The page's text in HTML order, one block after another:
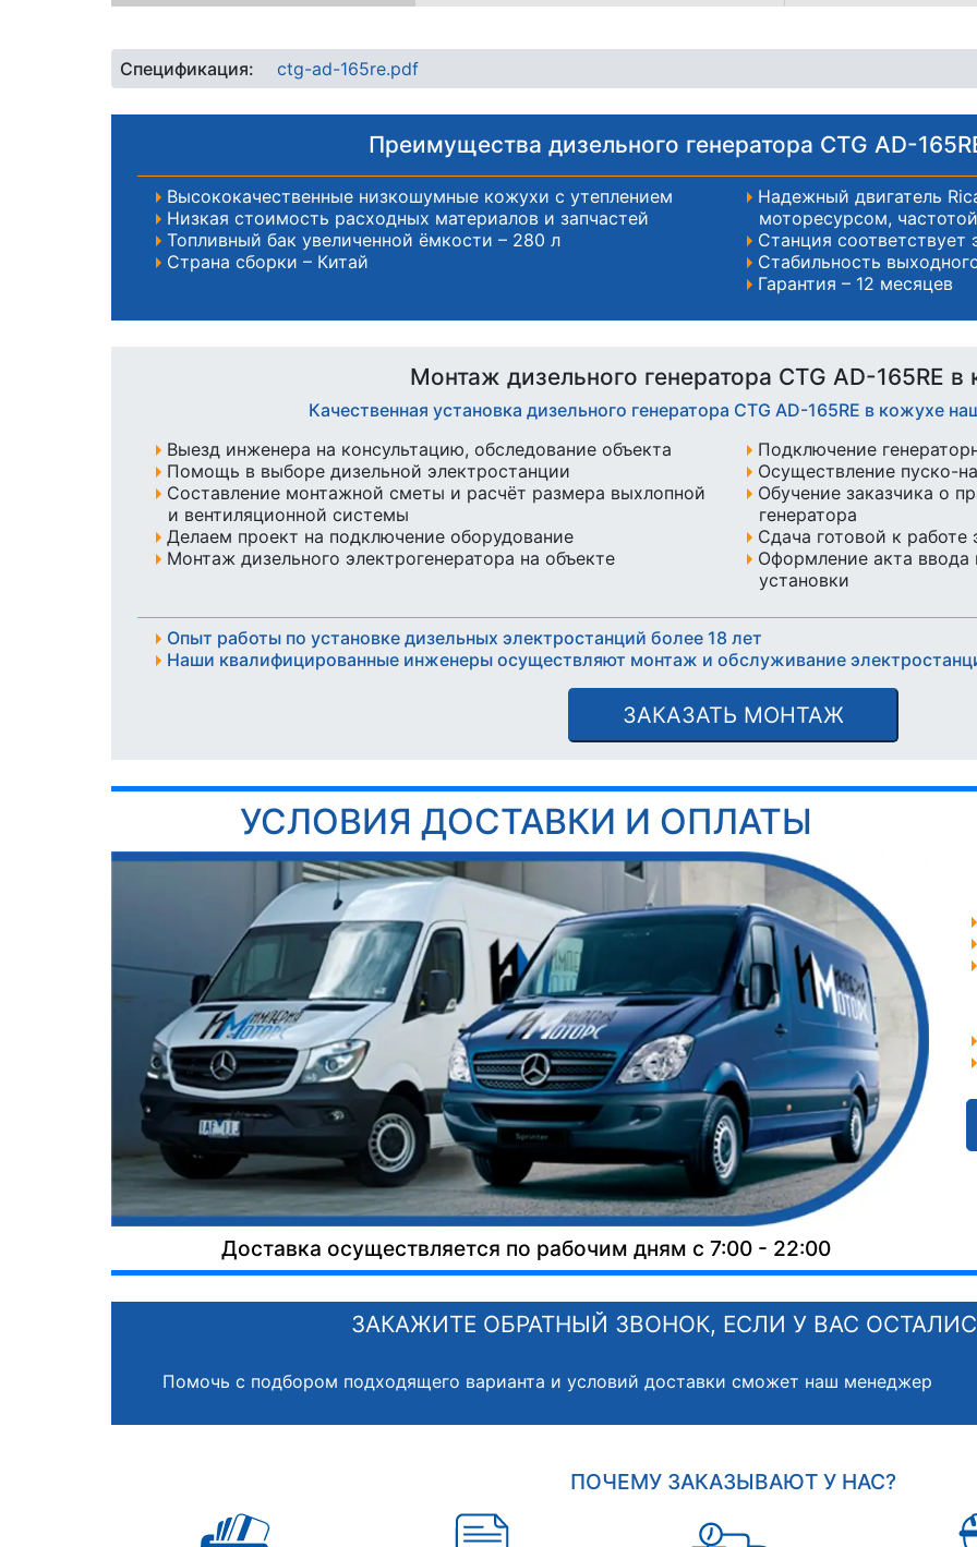
Спецификация: ctg-ad-165re.pdf
Преимущества дизельного генератора CTG AD-
Высококачественные низкошумные кожухи с утеплением
Низкая стоимость расходных материалов и запчастей
Топливный бак увеличенной ёмкости – 280 л
Страна сборки – Китай
Надежный двигатель
моторесурсом,
Станция соответствует
Стабильность
Гарантия – 12 месяцев
Монтаж дизельного генератора CTG AD-165RE в
Качественная установка дизельного генератора CTG AD-165RE в кожухе
Выезд инженера на консультацию, обследование объекта
Помощь в выборе дизельной электростанции
Составление монтажной сметы и расчёт размера выхлопной
и вентиляционной системы
Делаем проект на подключение оборудование
Монтаж дизельного электрогенератора на объекте
Подключение
Осуществление пуско-
Обучение заказчика о
генератора
Сдача готовой к работе
Оформление акта ввода
установки
Опыт работы по установке дизельных электростанций более 18 лет
Наши квалифицированные инженеры осуществляют монтаж и обслуживание
ЗАКАЗАТЬ МОНТАЖ
УСЛОВИЯ ДОСТАВКИ И ОПЛАТЫ
Доставка осуществляется по рабочим дням с 7:00 - 22:00
ЗАКАЖИТЕ ОБРАТНЫЙ ЗВОНОК, ЕСЛИ У ВАС
Помочь с подбором подходящего варианта и условий доставки сможет наш менеджер
ПОЧЕМУ ЗАКАЗЫВАЮТ У НАС?